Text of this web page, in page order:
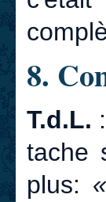
8.
T.d.L.
tache
plus: